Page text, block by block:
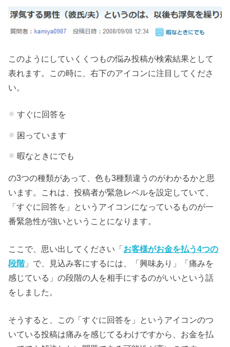
このようにしていくくつもの悩み投稿が検索結果として
表れます。この時に、右下のアイコンに注目してくださ
い。
すぐに回答を
困っています
暇なときにでも
の3つの種類があって、色も3種類違うのがわかるかと思
います。これは、投稿者が緊急レベルを設定していて、
「すぐに回答を」というアイコンになっているものが一
番緊急性が強いということになります。
ここで、思い出してください「お客様がお金を払う4つの
段階」で、見込み客にするには、「興味あり」「痛みを
感じている」の段階の人を相手にするのがいいという話
をしました。
そうすると、この「すぐに回答を」というアイコンのつ
いている投稿は痛みを感じてるわけですから、お金を払